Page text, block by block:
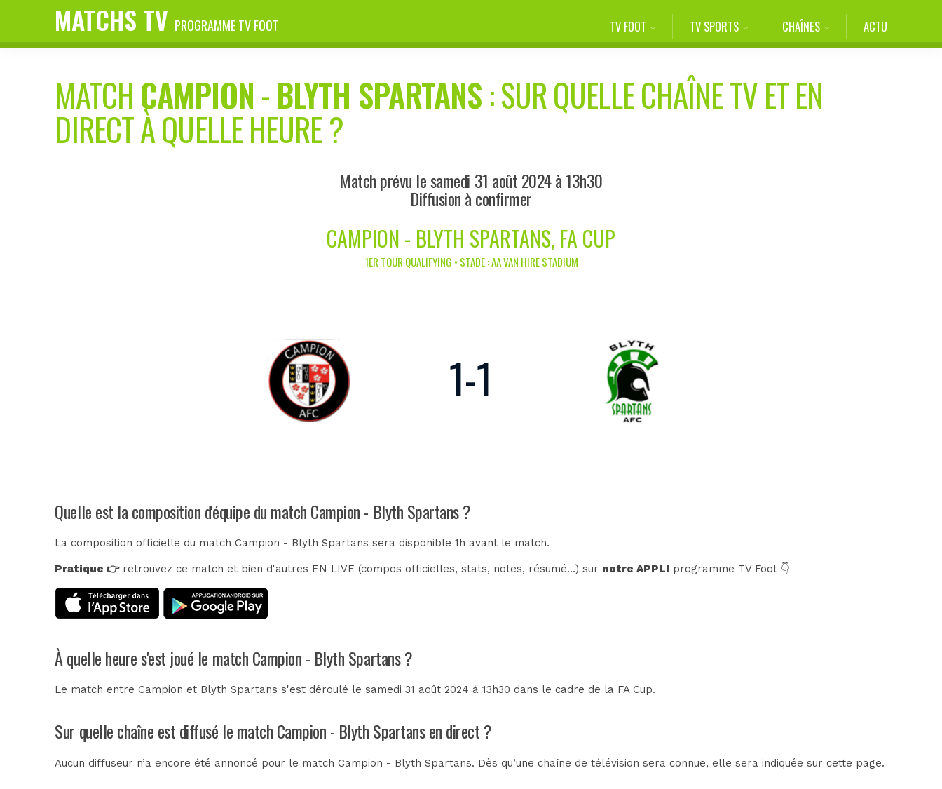
MATCHS TV PROGRAMME TV FOOT TV FOOT TV SPORTS CHAÎNES ACTU
MATCHCAMPION-BLYTH SPARTANS: SUR QUELLE CHAÎNE TV ET EN
DIRECT À QUELLE HEURE ?
Match prévu le samedi 31 août 2024 à 13h30
Diffusion à confirmer
CAMPION - BLYTH SPARTANS, FA CUP
1ER TOUR QUALIFYING • STADE : AA VAN HIRE STADIUM
1-1
Quelle est la composition d'équipe du match Campion - Blyth Spartans ?
La composition officielle du match Campion - Blyth Spartans sera disponible 1h avant le match.
Pratique 👉retrouvez ce match et bien d'autres EN LIVE (compos officielles, stats, notes, résumé...) sur notre APPLI programme TV Foot 👇
À quelle heure s'est joué le match Campion - Blyth Spartans ?
Le match entre Campion et Blyth Spartans s'est déroulé le samedi 31 août 2024 à 13h30 dans le cadre de la FA Cup.
Sur quelle chaîne est diffusé le match Campion - Blyth Spartans en direct ?
Aucun diffuseur n’a encore été annoncé pour le match Campion - Blyth Spartans. Dès qu’une chaîne de télévision sera connue, elle sera indiquée sur cette page.